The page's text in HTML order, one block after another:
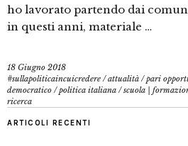
ho lavorato partendo dai
in questi anni, materiale …
18 Giugno 2018
#sullapoliticaincuicredere /attualità /pari
democratico /politica italiana /scuola |
ricerca
ARTICOLI RECENTI